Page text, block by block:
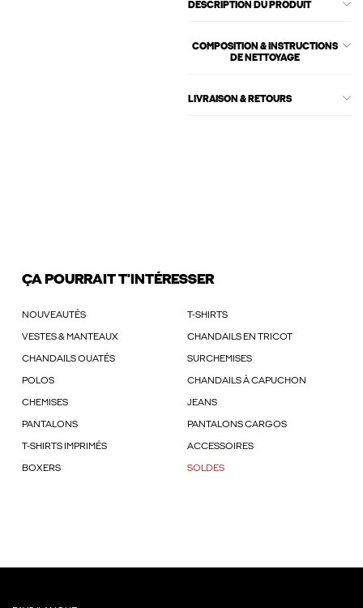
DESCRIPTION DU PRODUIT
COMPOSITION & INSTRUCTIONS
DE NETTOYAGE
LIVRAISON & RETOURS
ÇA POURRAIT T'INTÉRESSER
NOUVEAUTÉS T-SHIRTS
VESTES & MANTEAUX CHANDAILS EN TRICOT
CHANDAILS OUATÉS SURCHEMISES
POLOS CHANDAILS À CAPUCHON
CHEMISES JEANS
PANTALONS PANTALONS CARGOS
T-SHIRTS IMPRIMÉS ACCESSOIRES
BOXERS SOLDES